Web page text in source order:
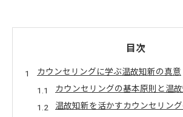
目次
カウンセリングに学ぶ温故知新の真意
カウンセリングの基本原則と温
温故知新を活かすカウンセリン